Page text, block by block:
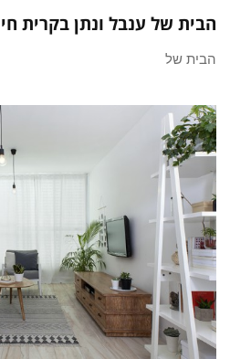
הבית של ענבל ונתן בקרית
הבית של